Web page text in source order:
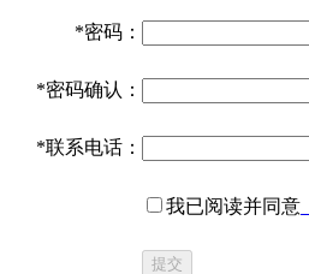
*密码：
*密码确认：
*联系电话：
我已阅读并同意
提交